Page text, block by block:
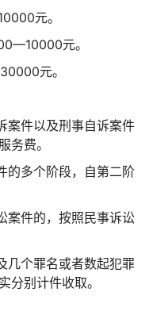
元。
元。
元。
案件以及刑事自诉案件
务费。
的多个阶段，自第二阶
案件的，按照民事诉讼
几个罪名或者数起犯罪
分别计件收取。